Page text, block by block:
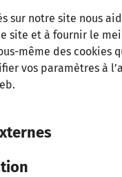
sur notre site nous
site et à fournir le
même des cookies
vos paramètres à